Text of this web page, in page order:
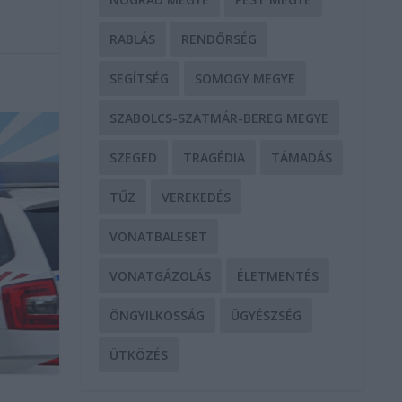
RABLÁS RENDŐRSÉG
SEGÍTSÉG SOMOGY MEGYE
SZABOLCS-SZATMÁR-BEREG MEGYE
SZEGED TRAGÉDIA TÁMADÁS
TŰZ VEREKEDÉS
VONATBALESET
VONATGÁZOLÁS ÉLETMENTÉS
ÖNGYILKOSSÁG ÜGYÉSZSÉG
ÜTKÖZÉS